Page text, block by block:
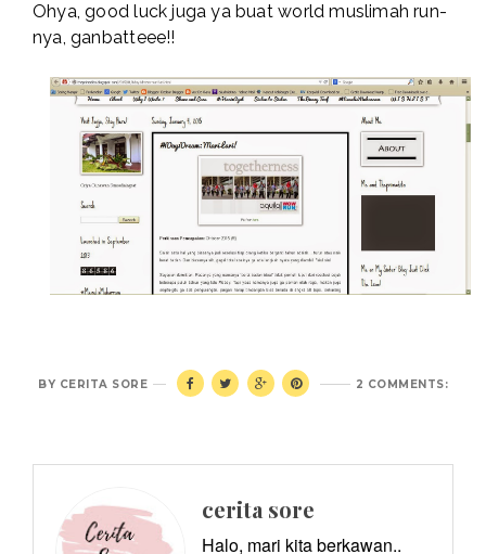
Ohya, good luck juga ya buat world muslimah run-
nya, ganbatteee!!
2 COMMENTS:
BY CERITA SORE
cerita sore
Halo, mari kita berkawan..